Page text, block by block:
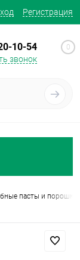
Регистрация
10-54
звонок
0
пасты и порошки